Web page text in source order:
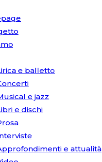
e balletto
e jazz
e dischi
e attualità